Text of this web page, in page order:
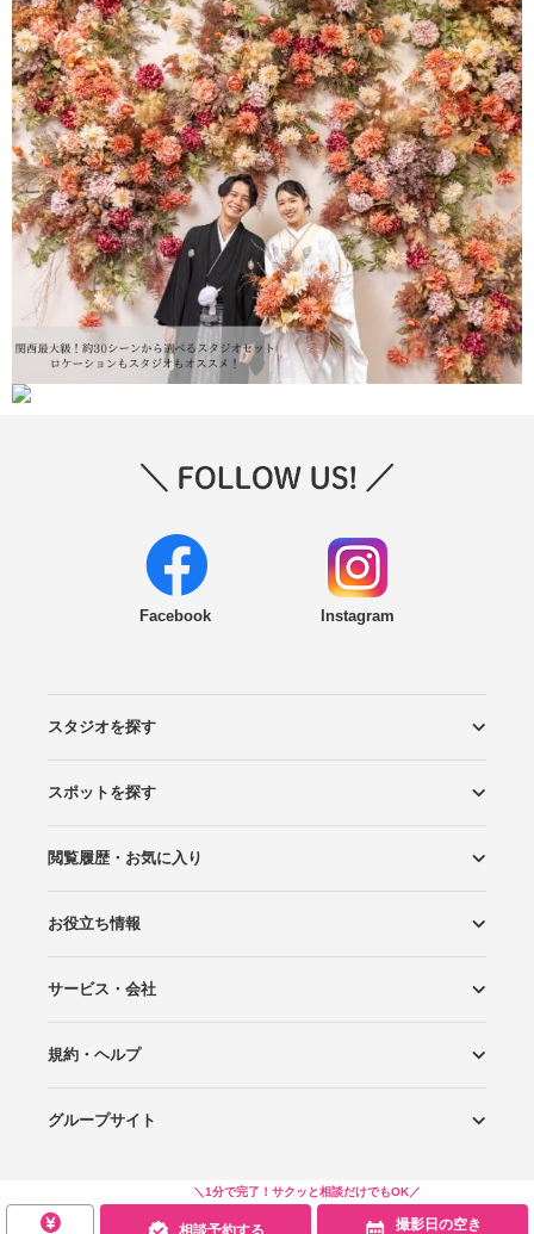
＼1分で完了！サクッと相談だけでもOK／
相談予約する 撮影日の空き
Facebook Instagram
スタジオを探す
エリアから探す
こだわりから探す
NEW PHOTO STYLE
プランから探す
フォトタイプ診断
フォトグラファーから探す
国内リゾートから探す
スポットを探す
ロケーションから探す
スタジオから探す
閲覧履歴・お気に入り
閲覧スタジオ
お気に入り
お役立ち情報
Wedding Photo マガジン
はじめてガイド
サービス・会社
Photoraitとは
スタジオの掲載について
お問い合わせ
運営会社
サイトマップ
規約・ヘルプ
プライバシーポリシー
利用規約
ヘルプ
グループサイト
Wedding Park 海外
Copyright©WEDDING PARK CO.,LTD.